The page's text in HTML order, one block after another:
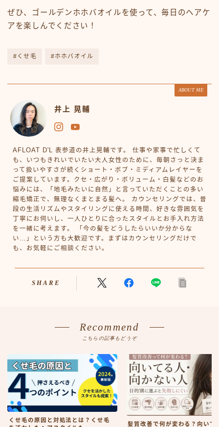
ぜひ、ゴールデンホホバオイルを使って、毎日のヘアケ
アを楽しんでください！
#くせ毛 #ホホバオイル
ABOUT ME
井上 晃輔
AFLOAT D'L 表参道の井上晃輔です。 仕事や家事で忙しくて
も、いつもきれいでいたい大人女性のために、毎朝さっと決ま
って扱いやすさが続くショート・ボブ・ミディアムレイヤーを
ご提案しています。クセ・広がり・ボリューム・白髪などのお
悩みには、「地毛みたいに自然」と言っていただくことの多い
縮毛矯正で、無理なくまとまる髪へ。 カウンセリングでは、普
段の生活リズムやスタイリングに使える時間、好きな雰囲気を
丁寧にお伺いし、一人ひとりに合ったスタイルとお手入れ方法
を一緒に考えます。 「今の髪をどうしたらいいか分からな
い…」という方も大歓迎です。まずはカウンセリングだけで
も、お気軽にご相談ください。
SHARE
Recommend
こちらの記事もどうぞ
くせ毛の原因と対処法とは？くせ毛
髪質改善で何が変わる？向いて